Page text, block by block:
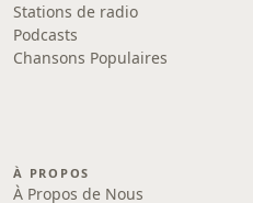
Stations de radio
Podcasts
Chansons Populaires
À PROPOS
À Propos de Nous